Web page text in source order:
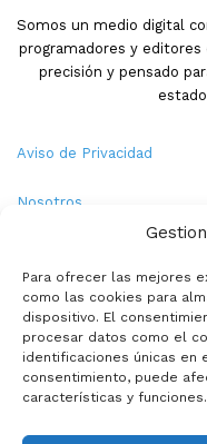
Para ofrecer las mejores
como las cookies para
dispositivo. El
procesar datos como el
identificaciones únicas
consentimiento, puede
características y funciones.
Somos un medio digital
programadores y editores
precisión y pensado
Aviso de Privacidad
Nosotros
Política de Cookies
Contacto